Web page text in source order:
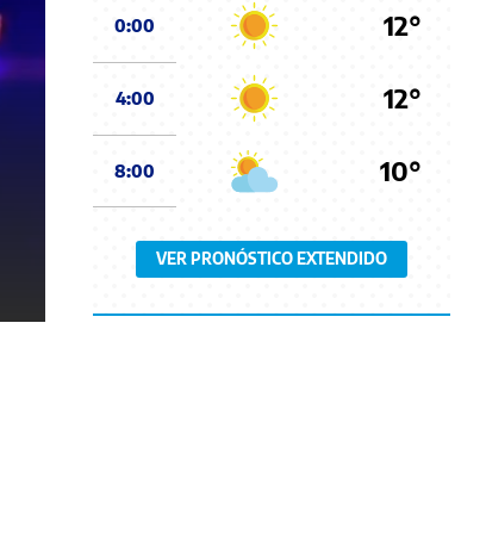
0:00 12°
4:00 12°
8:00 10°
VER PRONÓSTICO EXTENDIDO